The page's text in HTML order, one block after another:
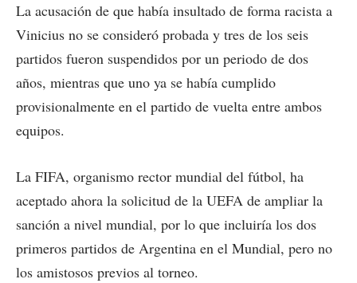
La acusación de que había insultado de forma racista a
Vinicius no se consideró probada y tres de los seis
partidos fueron suspendidos por un periodo de dos
años, mientras que uno ya se había cumplido
provisionalmente en el partido de vuelta entre ambos
equipos.
La FIFA, organismo rector mundial del fútbol, ha
aceptado ahora la solicitud de la UEFA de ampliar la
sanción a nivel mundial, por lo que incluiría los dos
primeros partidos de Argentina en el Mundial, pero no
los amistosos previos al torneo.